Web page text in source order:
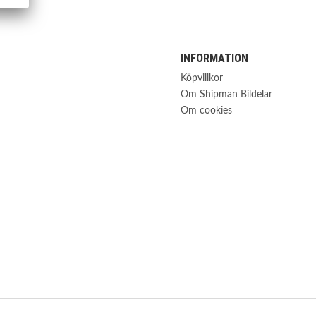
INFORMATION
Köpvillkor
Om Shipman Bildelar
Om cookies